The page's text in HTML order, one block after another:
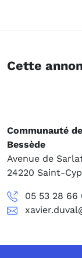
Cette
Communauté
Bessède
Avenue de
24220 Saint-
05 53 28 66